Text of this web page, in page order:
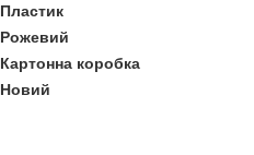
Пластик
Рожевий
Картонна коробка
Новий